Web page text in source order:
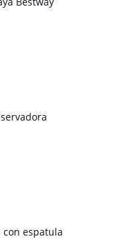
espatula